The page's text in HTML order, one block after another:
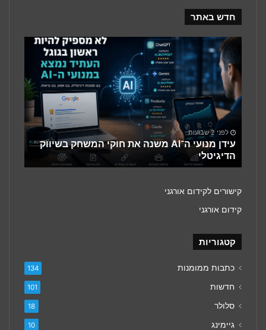
חדש באתר
עידן
מנועי
ה־AI
משנה
את
חוקי
המשחק
בשיווק
הדיגיטלי
לפני 2 שבועות
עידן מנועי ה־AI משנה את חוקי המשחק בשיווק
הדיגיטלי
קישורים לקידום אורגני
קידום אורגני
קטגוריות
כתבות ממומנות 134
חדשות 101
סלולר 18
גיימינג 10